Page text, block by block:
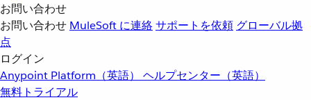
お問い合わせ
お問い合わせ MuleSoft に連絡サポートを依頼 グローバル拠
点
ログイン
Anypoint Platform（英語） ヘルプセンター（英語）
無料トライアル